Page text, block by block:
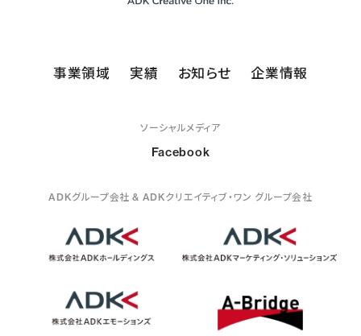
事業領域 実績 お知らせ 企業情報
ソーシャルメディア
Facebook
ADKグループ会社 & ADKクリエイティブ・ワン グループ会社